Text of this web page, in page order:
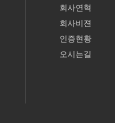
가족기업확인서
회사연혁
회사비젼
인증현황
오시는길